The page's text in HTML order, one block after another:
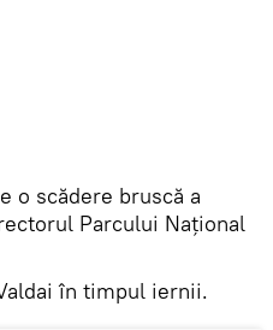
o scădere bruscă a
Parcului Național
în timpul iernii.